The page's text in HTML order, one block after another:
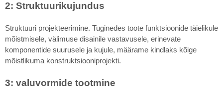
2: Struktuurikujundus
Struktuuri projekteerimine. Tuginedes toote funktsioonide täielikule
mõistmisele, välimuse disainile vastavusele, erinevate
komponentide suurusele ja kujule, määrame kindlaks kõige
mõistlikuma konstruktsiooniprojekti.
3: valuvormide tootmine